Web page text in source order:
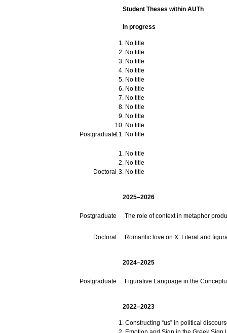
Student Theses within AUTh
In progress
Postgraduate
No title
No title
No title
No title
No title
No title
No title
No title
No title
No title
No title
Doctoral
No title
No title
No title
2025–2026
Postgraduate The role of context in metaphor
Doctoral Romantic love on X: Literal and
2024–2025
Postgraduate Figurative Language in the
2022–2023
Constructing “us” in political